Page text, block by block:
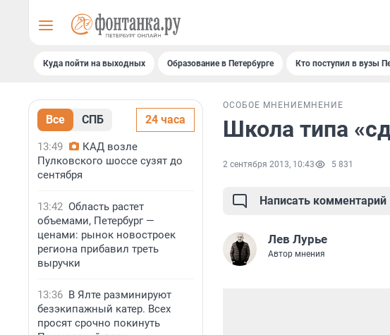
Куда пойти на выходных Образование в Петербурге Кто поступил в вузы
Все СПБ 24 часа
13:49
КАД возле
Пулковского шоссе сузят до
сентября
13:42 Область растет
объемами, Петербург —
ценами: рынок новостроек
региона прибавил треть
выручки
13:36 В Ялте разминируют
безэкипажный катер. Всех
просят срочно покинуть
ОСОБОЕ МНЕНИЕ МНЕНИЕ
Школа типа
2 сентября 2013, 10:43 5 831
Написать комментарий
Лев Лурье
Автор мнения